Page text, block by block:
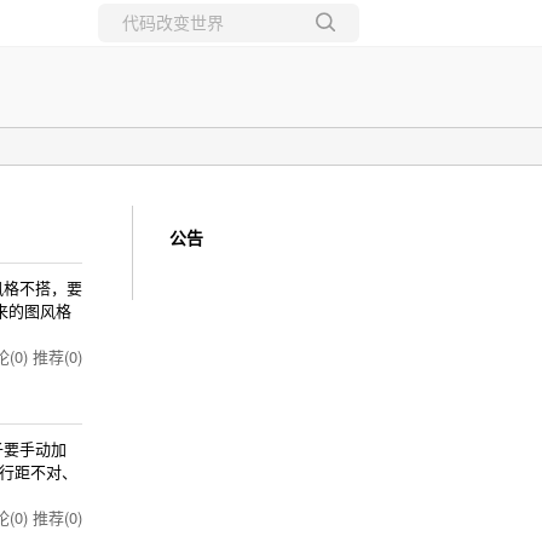
不搭，要
的图风格
(0) 推荐(0)
手动加
不对、
(0) 推荐(0)
公告